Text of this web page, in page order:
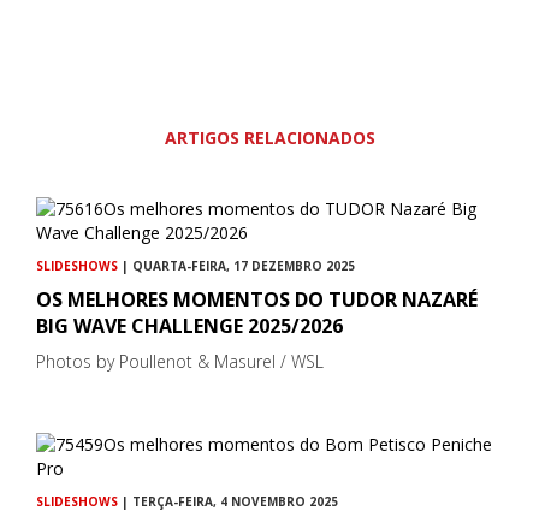
ARTIGOS RELACIONADOS
SLIDESHOWS | QUARTA-FEIRA, 17 DEZEMBRO 2025
OS MELHORES MOMENTOS DO TUDOR NAZARÉ
BIG WAVE CHALLENGE 2025/2026
Photos by Poullenot & Masurel / WSL
SLIDESHOWS | TERÇA-FEIRA, 4 NOVEMBRO 2025